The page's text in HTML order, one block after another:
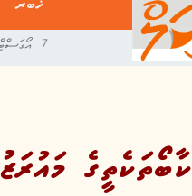
ޚަބަރު
7 އޯގަސްޓް 2026
ކާބޯތަކެތީގެ މައުރަޒު